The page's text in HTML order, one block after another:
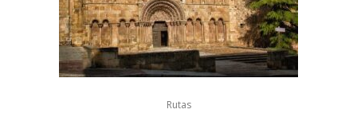
Rutas